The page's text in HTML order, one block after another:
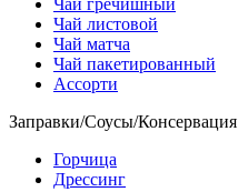
Чай гречишный
Чай листовой
Чай матча
Чай пакетированный
Ассорти
Заправки/Соусы/Консервация
Горчица
Дрессинг